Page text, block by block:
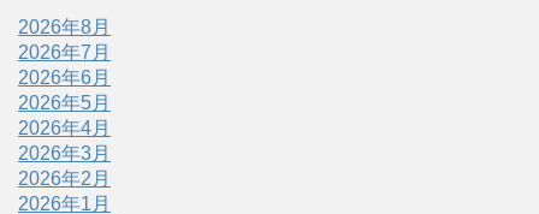
2026年8月
2026年7月
2026年6月
2026年5月
2026年4月
2026年3月
2026年2月
2026年1月